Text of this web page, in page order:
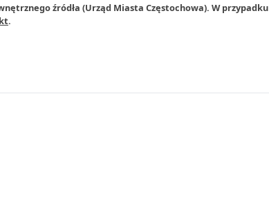
źródła (Urząd Miasta Częstochowa). W przypadku
.